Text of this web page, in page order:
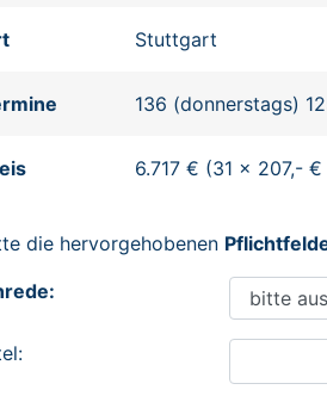
Stuttgart
136 (donnerstags)
6.717 € (31 x 207,-
die hervorgehobenen